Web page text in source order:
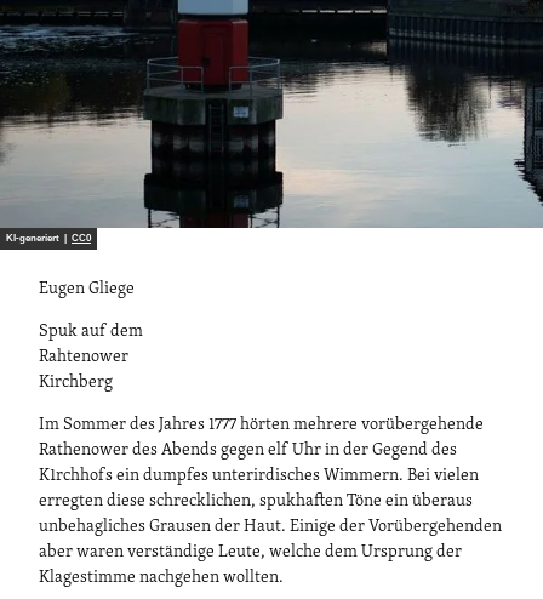
KI-generiert | CC0
Eugen Gliege
Spuk auf dem
Rahtenower
Kirchberg
Im Sommer des Jahres 1777 hörten mehrere vorübergehende
Rathenower des Abends gegen elf Uhr in der Gegend des
K1rchhofs ein dumpfes unterirdisches Wimmern. Bei vielen
erregten diese schrecklichen, spukhaften Töne ein überaus
unbehagliches Grausen der Haut. Einige der Vorübergehenden
aber waren verständige Leute, welche dem Ursprung der
Klagestimme nachgehen wollten.